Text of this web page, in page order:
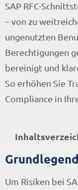
SAP RFC-
– von zu
ungenutzten
Berechtigungen
bereinigt und
So erhöhen Sie
Compliance in
Um Risiken bei